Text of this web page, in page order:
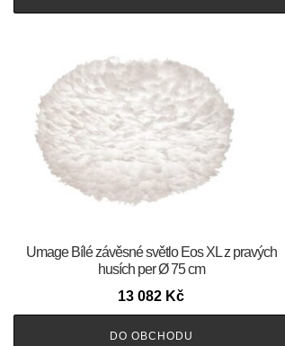
Umage Bílé závěsné světlo Eos XL z pravých
husích per Ø 75 cm
13 082 Kč
DO OBCHODU